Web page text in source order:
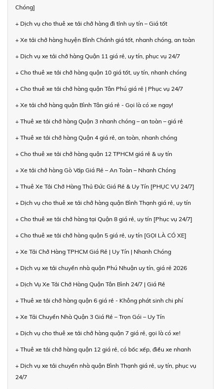
Chóng]
+ Dịch vụ cho thuê xe tải chở hàng đi tỉnh uy tín – Giá tốt
+ Xe tải chở hàng huyện Bình Chánh giá tốt, nhanh chóng, an toàn
+ Dịch vụ xe tải chở hàng Quận 11 giá rẻ, uy tín, phục vụ 24/7
+ Cho thuê xe tải chở hàng quận 10 giá tốt, uy tín, nhanh chóng
+ Cho thuê xe tải chở hàng quận Tân Phú giá rẻ | Phục vụ 24/7
+ Xe tải chở hàng quận Bình Tân giá rẻ - Gọi là có xe ngay!
+ Thuê xe tải chở hàng Quận 3 nhanh chóng – an toàn – giá rẻ
+ Thuê xe tải chở hàng Quận 4 giá rẻ, an toàn, nhanh chóng
+ Cho thuê xe tải chở hàng quận 12 TPHCM giá rẻ & uy tín
+ Xe tải chở hàng Gò Vấp Giá Rẻ – An Toàn – Nhanh Chóng
+ Thuê Xe Tải Chở Hàng Thủ Đức Giá Rẻ & Uy Tín [PHỤC VỤ 24/7]
+ Dịch vụ cho thuê xe tải chở hàng quận Bình Thạnh giá rẻ, uy tín
+ Cho thuê xe tải chở hàng tại Quận 8 giá rẻ, uy tín [Phục vụ 24/7]
+ Cho thuê xe tải chở hàng quận 5 giá rẻ, uy tín [GỌI LÀ CÓ XE]
+ Xe Tải Chở Hàng TPHCM Giá Rẻ | Uy Tín | Nhanh Chóng
+ Dịch vụ xe tải chuyển nhà quận Phú Nhuận uy tín, giá rẻ 2026
+ Dịch Vụ Xe Tải Chở Hàng Quận Tân Bình 24/7 | Giá Rẻ
+ Thuê xe tải chở hàng quận 6 giá rẻ - Không phát sinh chi phí
+ Xe Tải Chuyển Nhà Quận 3 Giá Rẻ – Trọn Gói – Uy Tín
+ Dịch vụ cho thuê xe tải chở hàng quận 7 giá rẻ, gọi là có xe!
+ Thuê xe tải chở hàng quận 12 giá rẻ, có bốc xếp, điều xe nhanh
+ Dịch vụ xe tải chuyển nhà quận Bình Thạnh giá rẻ, uy tín, phục vụ
24/7